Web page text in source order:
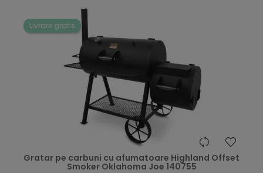
Livrare gratis
Gratar pe carbuni cu afumatoare Highland Offset
Smoker Oklahoma Joe 140755